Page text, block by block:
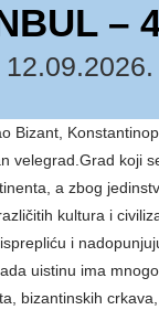
–
12.09.2026.
Bizant,
velegrad.Grad koji
a zbog
kultura i
i
uistinu ima
bizantinskih